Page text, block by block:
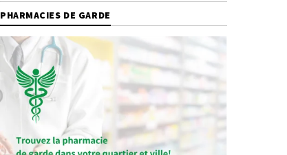
PHARMACIES DE GARDE